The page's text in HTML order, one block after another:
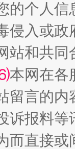
的个人
侵入或
站和共
本网在各
留言的内
诉报料
而直接